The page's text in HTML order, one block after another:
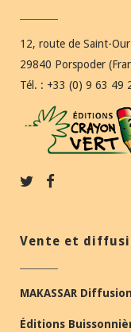
12, route de Saint-
29840 Porspoder
Tél. : +33 (0) 9 63 49
Vente et
MAKASSAR Diffusion
Éditions